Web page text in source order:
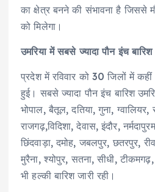
का क्षेत्र बनने की संभावना है जिससे
को मिलेगा।
उमरिया में सबसे ज्यादा पौन इंच बारिश
प्रदेश में रविवार को 30 जिलों में
हुई। सबसे ज्यादा पौन इंच बारिश
भोपाल, बैतूल, दतिया, गुना, ग्वालियर,
राजगढ़,विदिशा, देवास, इंदौर,
छिंदवाड़ा, दमोह, जबलपुर, छतरपुर,
मुरैना, श्योपुर, सतना, सीधी,
भी हल्की बारिश जारी रही।